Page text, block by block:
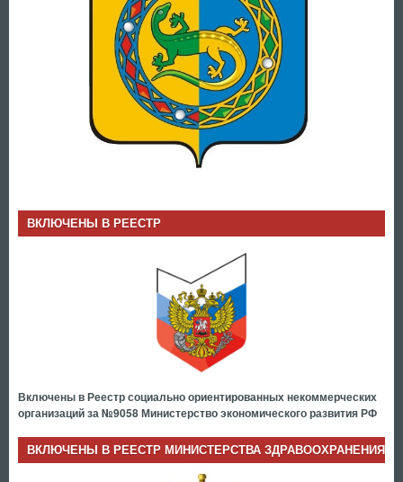
ВКЛЮЧЕНЫ В РЕЕСТР
Включены в Реестр социально ориентированных некоммерческих
организаций за №9058 Министерство экономического развития РФ
ВКЛЮЧЕНЫ В РЕЕСТР МИНИСТЕРСТВА ЗДРАВООХРАНЕНИЯ